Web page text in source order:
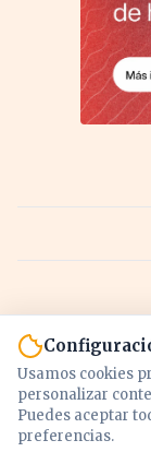
Usamos cookies
personalizar
Puedes aceptar
preferencias.